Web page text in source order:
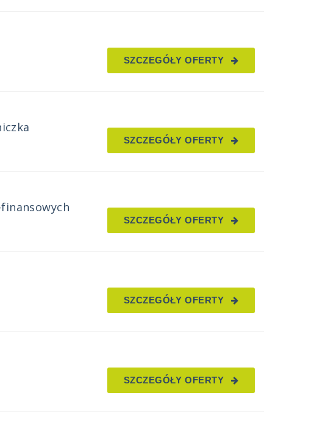
SZCZEGÓŁY OFERTY
SZCZEGÓŁY OFERTY
SZCZEGÓŁY OFERTY
SZCZEGÓŁY OFERTY
SZCZEGÓŁY OFERTY